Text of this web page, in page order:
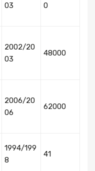
03 0
2002/20
03
48000
2006/20
06
62000
1994/199
8
41